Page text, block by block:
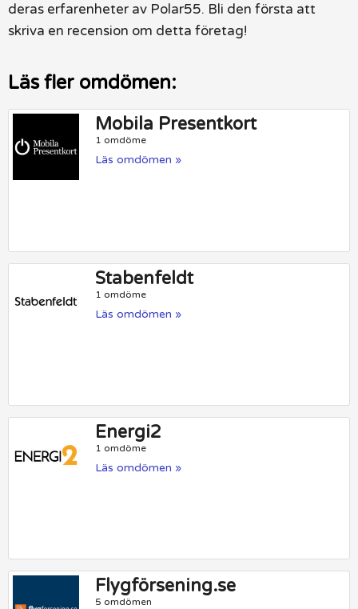
deras erfarenheter av Polar55. Bli den första att
skriva en recension om detta företag!
Läs fler omdömen:
Mobila Presentkort
1 omdöme
Läs omdömen »
Stabenfeldt
1 omdöme
Läs omdömen »
Energi2
1 omdöme
Läs omdömen »
Flygförsening.se
5 omdömen